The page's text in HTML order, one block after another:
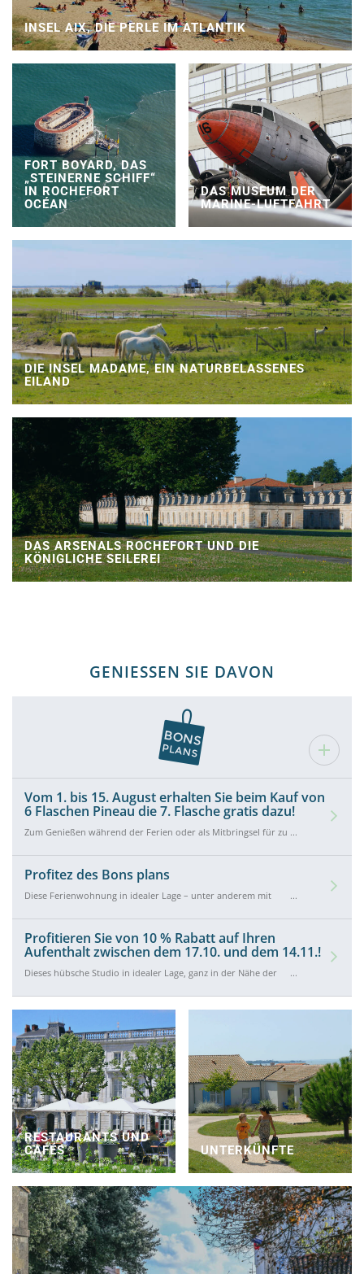
INSEL AIX, DIE PERLE IM ATLANTIK
FORT BOYARD, DAS
„STEINERNE SCHIFF“
IN ROCHEFORT
OCÉAN
DAS MUSEUM DER
MARINE-LUFTFAHRT
DIE INSEL MADAME, EIN NATURBELASSENES
EILAND
DAS ARSENALS ROCHEFORT UND DIE
KÖNIGLICHE SEILEREI
GENIESSEN SIE DAVON
Vom 1. bis 15. August erhalten Sie beim Kauf von
6 Flaschen Pineau die 7. Flasche gratis dazu!
Zum Genießen während der Ferien oder als Mitbringsel für zu
l'Alambic erhalten Sie die 7. Flasche gratis dazu. Das Angebot gilt
Profitez des Bons plans
Diese Ferienwohnung in idealer Lage – unter anderem mit
Rochefort – bieten wir Ihnen zum Sonderpreis von 260 € statt
29. August an! Zögern Sie nicht, zu buchen!
Profitieren Sie von 10 % Rabatt auf Ihren
Aufenthalt zwischen dem 17.10. und dem 14.11.!
Dieses hübsche Studio in idealer Lage, ganz in der Nähe der
Ihre dreiwöchige Anmietung zwischen dem 17. Oktober und
Die perfekte Gelegenheit, den Indian Summer in Rochefort zu
genießen!
RESTAURANTS UND
CAFÉS
UNTERKÜNFTE